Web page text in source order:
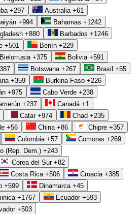
+297 Australia +61
+994 Bahamas +1242
+880 Barbados +1246
+501 Benín +229
Bielorrusia +375 Bolivia +591
Botswana +267 Brasil +55
+359 Burkina Faso +226
+975 Cabo Verde +238
+237 Canadá +1
Catar +974 Chad +235
+56 China +86 Chipre +357
Colombia +57 Comoras +269
(Rep. Dem.) +243
Corea del Sur +82
Costa Rica +506 Croacia +385
+599 Dinamarca +45
+1767 Ecuador +593
+503